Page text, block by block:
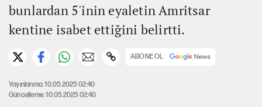
bunlardan 5'inin eyaletin Amritsar
kentine isabet ettiğini belirtti.
ABONE OL
Yayınlanma: 10.05.2025 02:40
Güncelleme: 10.05.2025 02:40